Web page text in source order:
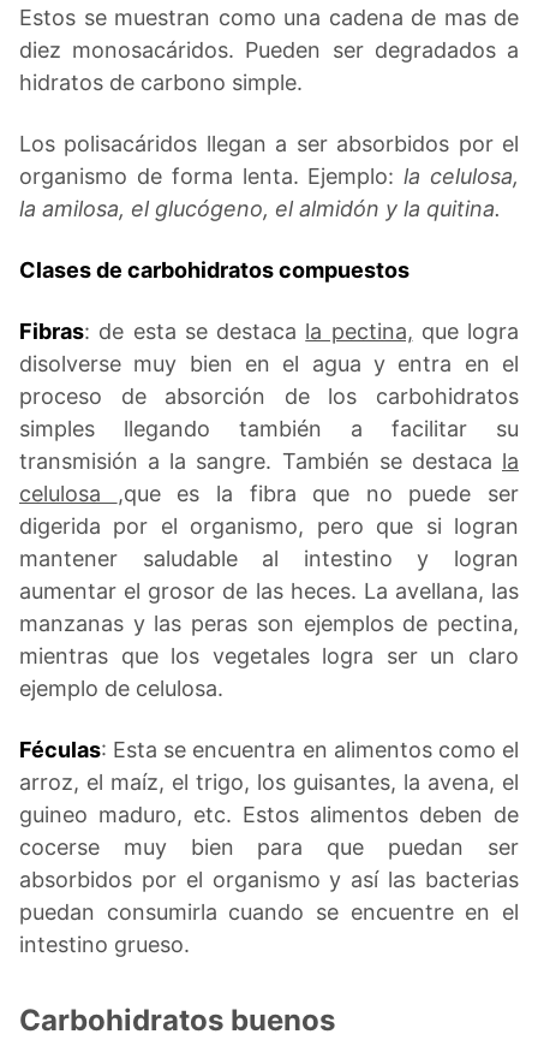
Estos se muestran como una cadena de mas de
diez monosacáridos. Pueden ser degradados a
hidratos de carbono simple.
Los polisacáridos llegan a ser absorbidos por el
organismo de forma lenta. Ejemplo:la celulosa,
la amilosa, el glucógeno, el almidón y la quitina.
Clases de carbohidratos compuestos
Fibras: de esta se destaca la pectina, que logra
disolverse muy bien en el agua y entra en el
proceso de absorción de los carbohidratos
simples llegando también a facilitar su
transmisión a la sangre. También se destaca la
celulosa
,que es la fibra que no puede ser
digerida por el organismo, pero que si logran
mantener saludable al intestino y logran
aumentar el grosor de las heces. La avellana, las
manzanas y las peras son ejemplos de pectina,
mientras que los vegetales logra ser un claro
ejemplo de celulosa.
Féculas: Esta se encuentra en alimentos como el
arroz, el maíz, el trigo, los guisantes, la avena, el
guineo maduro, etc. Estos alimentos deben de
cocerse muy bien para que puedan ser
absorbidos por el organismo y así las bacterias
puedan consumirla cuando se encuentre en el
intestino grueso.
Carbohidratos buenos